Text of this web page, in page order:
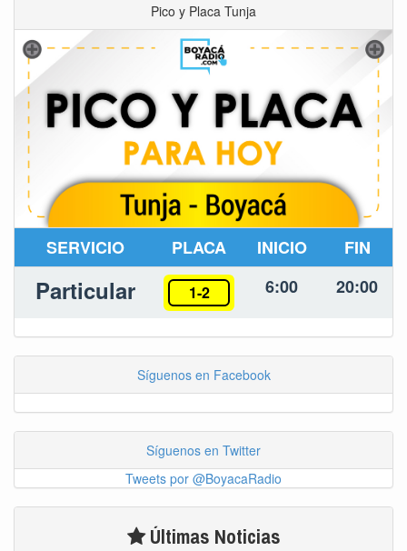
Pico y Placa Tunja
SERVICIO PLACA INICIO FIN
Particular 1-2 6:00 20:00
Síguenos en Facebook
Síguenos en Twitter
Tweets por @BoyacaRadio
Últimas Noticias